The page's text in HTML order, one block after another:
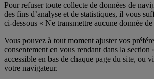
Pour refuser toute collecte de données de
des fins d’analyse et de statistiques, il vous
ci-dessous « Ne transmettre aucune donnée
Vous pouvez à tout moment ajuster vos
consentement en vous rendant dans la section
accessible en bas de chaque page du site, ou
votre navigateur.